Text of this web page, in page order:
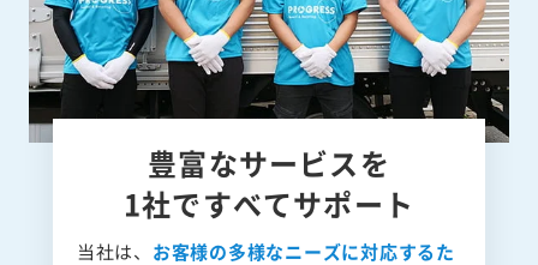
豊富なサービスを
1社ですべてサポート
当社は、 お客様の多様なニーズに対応するた